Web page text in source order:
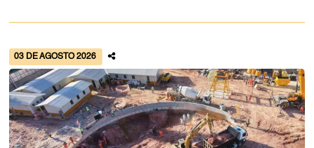
03 DE AGOSTO 2026